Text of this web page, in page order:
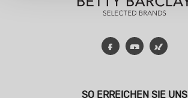
FacebookYouTube
SO ERREICHEN SIE UNS